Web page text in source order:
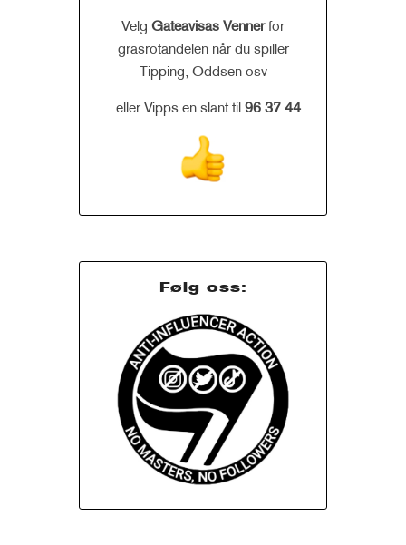
Velg Gateavisas Vennerfor
grasrotandelen når du spiller
Tipping, Oddsen osv
...eller Vipps en slant til 96 37 44
Følg oss: